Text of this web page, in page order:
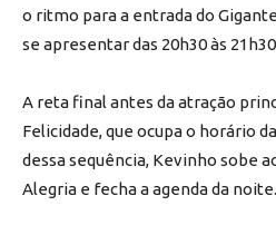
o ritmo para a entrada do
se apresentar das 20h30 às
A reta final antes da atração
Felicidade, que ocupa o horário
dessa sequência, Kevinho sobe
Alegria e fecha a agenda da noite.